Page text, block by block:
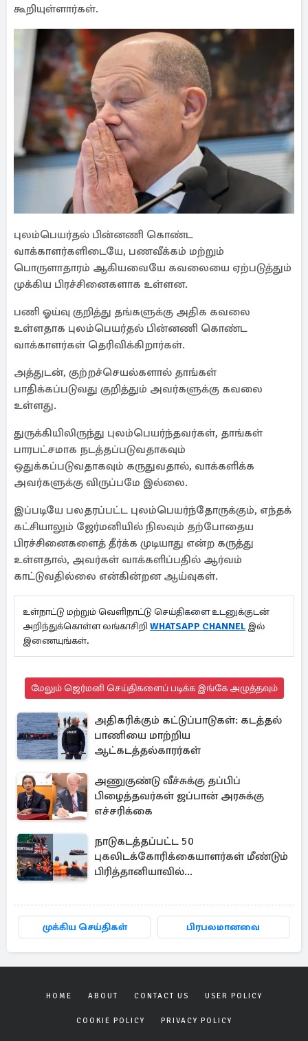
கூறியுள்ளார்கள்.
புலம்பெயர்தல் பின்னணி கொண்ட
வாக்காளர்களிடையே, பணவீக்கம் மற்றும்
பொருளாதாரம் ஆகியவையே கவலையை ஏற்படுத்தும்
முக்கிய பிரச்சினைகளாக உள்ளன.
பணி ஓய்வு குறித்து தங்களுக்கு அதிக கவலை
உள்ளதாக புலம்பெயர்தல் பின்னணி கொண்ட
வாக்காளர்கள் தெரிவிக்கிறார்கள்.
அத்துடன், குற்றச்செயல்களால் தாங்கள்
பாதிக்கப்படுவது குறித்தும் அவர்களுக்கு கவலை
உள்ளது.
துருக்கியிலிருந்து புலம்பெயர்ந்தவர்கள், தாங்கள்
பாரபட்சமாக நடத்தப்படுவதாகவும்
ஒதுக்கப்படுவதாகவும் கருதுவதால், வாக்களிக்க
அவர்களுக்கு விருப்பமே இல்லை.
இப்படியே பலதரப்பட்ட புலம்பெயர்ந்தோருக்கும், எந்தக்
கட்சியாலும் ஜேர்மனியில் நிலவும் தற்போதைய
பிரச்சினைகளைத் தீர்க்க முடியாது என்ற கருத்து
உள்ளதால், அவர்கள் வாக்களிப்பதில் ஆர்வம்
காட்டுவதில்லை என்கின்றன ஆய்வுகள்.
உள்நாட்டு மற்றும் வெளிநாட்டு செய்திகளை உடனுக்குடன்
அறிந்துக்கொள்ள லங்காசிறி WHATSAPP CHANNEL இல்
இணையுங்கள்.
மேலும் ஜெர்மனி செய்திகளைப் படிக்க இங்கே அழுத்தவும்
அதிகரிக்கும் கட்டுப்பாடுகள்: கடத்தல்
பாணியை மாற்றிய
ஆட்கடத்தல்காரர்கள்
அணுகுண்டு வீச்சுக்கு தப்பிப்
பிழைத்தவர்கள் ஜப்பான் அரசுக்கு
எச்சரிக்கை
நாடுகடத்தப்பட்ட 50
புகலிடக்கோரிக்கையாளர்கள் மீண்டும்
பிரித்தானியாவில்...
முக்கிய செய்திகள் பிரபலமானவை
HOME ABOUT CONTACT US USER POLICY
COOKIE POLICY PRIVACY POLICY